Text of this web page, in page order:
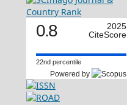
0.8
2025
CiteScore
22nd percentile
Powered by